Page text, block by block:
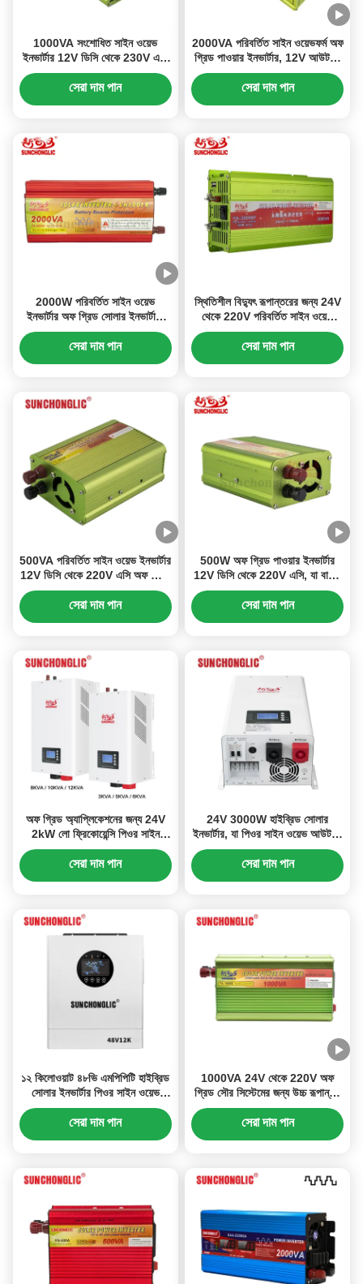
1000VA সংশোধিত সাইন ওয়েভ
ইনভার্টার 12V ডিসি থেকে 230V এসি
অফ গ্রিড সোলার ইনভার্টার বিল্ট-ইন
ইউএসবি চার্জিং সহ
সেরা দাম পান
2000VA পরিবর্তিত সাইন ওয়েভফর্ম অফ
গ্রিড পাওয়ার ইনভার্টার, 12V আউটপুট
সহ
সেরা দাম পান
2000W পরিবর্তিত সাইন ওয়েভ
ইনভার্টার অফ গ্রিড সোলার ইনভার্টার,
ইউএসবি আউটপুট এবং 15A চার্জার
কারেন্ট সহ
সেরা দাম পান
স্থিতিশীল বিদ্যুৎ রূপান্তরের জন্য 24V
থেকে 220V পরিবর্তিত সাইন ওয়েভ
আউটপুট সহ 3000VA অফ-গ্রিড
সোলার ইনভার্টার
সেরা দাম পান
500VA পরিবর্তিত সাইন ওয়েভ ইনভার্টার
12V ডিসি থেকে 220V এসি অফ গ্রিড
পাওয়ার ইনভার্টার, বাড়ির ব্যবহারের জন্য
সেরা দাম পান
500W অফ গ্রিড পাওয়ার ইনভার্টার
12V ডিসি থেকে 220V এসি, যা বাড়ির
ব্যবহারের জন্য উচ্চ রূপান্তর দক্ষতা
সম্পন্ন
সেরা দাম পান
অফ গ্রিড অ্যাপ্লিকেশনের জন্য 24V
2kW লো ফ্রিকোয়েন্সি পিওর সাইন
ওয়েভ এমপিপিটি হাইব্রিড সোলার
ইনভার্টার
সেরা দাম পান
24V 3000W হাইব্রিড সোলার
ইনভার্টার, যা পিওর সাইন ওয়েভ আউটপুট
এবং বুদ্ধিমান তাপমাত্রা নিয়ন্ত্রণ সহ
সেরা দাম পান
১২ কিলোওয়াট ৪৮ভি এমপিপিটি হাইব্রিড
সোলার ইনভার্টার পিওর সাইন ওয়েভ
ইনভার্টার চার্জার ইউপিএস সহ
সেরা দাম পান
1000VA 24V থেকে 220V অফ
গ্রিড সৌর সিস্টেমের জন্য উচ্চ রূপান্তর
দক্ষতার সাথে সংশোধিত সাইন ওয়েভ
ইনভার্টার
সেরা দাম পান